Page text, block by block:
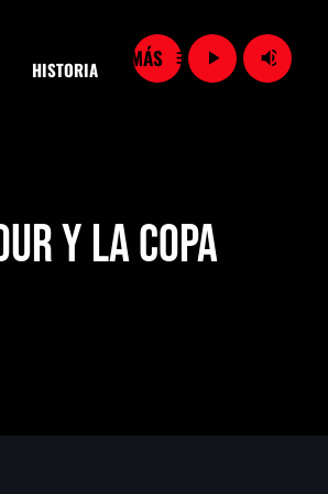
HISTORIA menu play_arrow volume_up
y la Copa